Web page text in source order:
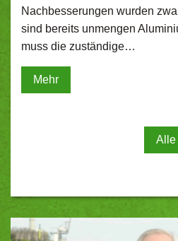
Nachbesserungen wurden
sind bereits unmengen
muss die zuständige…
Mehr
Alle